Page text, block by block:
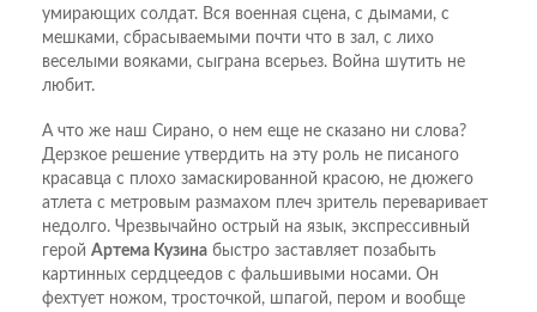
умирающих солдат. Вся военная сцена, с дымами, с
мешками, сбрасываемыми почти что в зал, с лихо
веселыми вояками, сыграна всерьез. Война шутить не
любит.
А что же наш Сирано, о нем еще не сказано ни слова?
Дерзкое решение утвердить на эту роль не писаного
красавца с плохо замаскированной красою, не дюжего
атлета с метровым размахом плеч зритель переваривает
недолго. Чрезвычайно острый на язык, экспрессивный
герой Артема Кузина быстро заставляет позабыть
картинных сердцеедов с фальшивыми носами. Он
фехтует ножом, тросточкой, шпагой, пером и вообще